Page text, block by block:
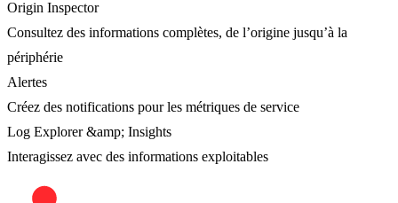
Origin Inspector
Consultez des informations complètes, de l’origine jusqu’à la
périphérie
Alertes
Créez des notifications pour les métriques de service
Log Explorer &amp; Insights
Interagissez avec des informations exploitables